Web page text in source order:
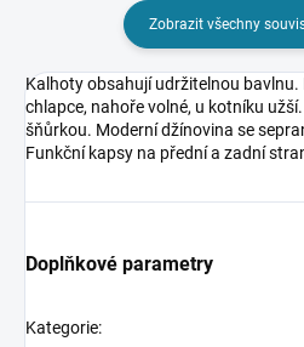
Zobrazit všechny
Kalhoty obsahují udržitelnou
chlapce, nahoře volné, u kotníku
šňůrkou. Moderní džínovina se
Funkční kapsy na přední a zadní
Doplňkové parametry
Kategorie: